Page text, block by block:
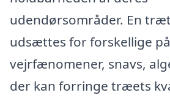
udendørsområder. En
udsættes for forskellige
vejrfænomener, snavs,
der kan forringe træets